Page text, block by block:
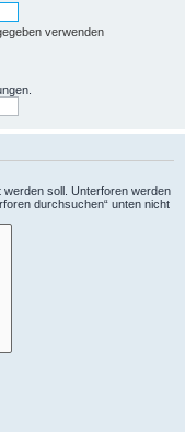
verwenden
soll. Unterforen werden
durchsuchen“ unten nicht